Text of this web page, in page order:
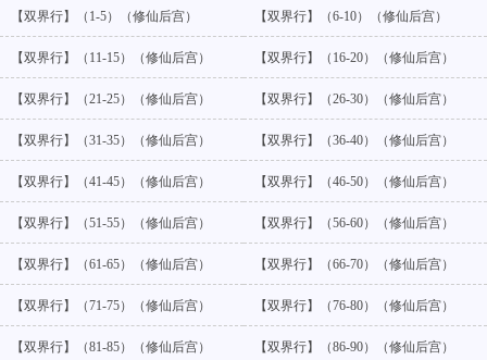
【双界行】（1-5）（修仙后宫） 【双界行】（6-10）（修仙后宫）
【双界行】（11-15）（修仙后宫） 【双界行】（16-20）（修仙后宫）
【双界行】（21-25）（修仙后宫） 【双界行】（26-30）（修仙后宫）
【双界行】（31-35）（修仙后宫） 【双界行】（36-40）（修仙后宫）
【双界行】（41-45）（修仙后宫） 【双界行】（46-50）（修仙后宫）
【双界行】（51-55）（修仙后宫） 【双界行】（56-60）（修仙后宫）
【双界行】（61-65）（修仙后宫） 【双界行】（66-70）（修仙后宫）
【双界行】（71-75）（修仙后宫） 【双界行】（76-80）（修仙后宫）
【双界行】（81-85）（修仙后宫） 【双界行】（86-90）（修仙后宫）